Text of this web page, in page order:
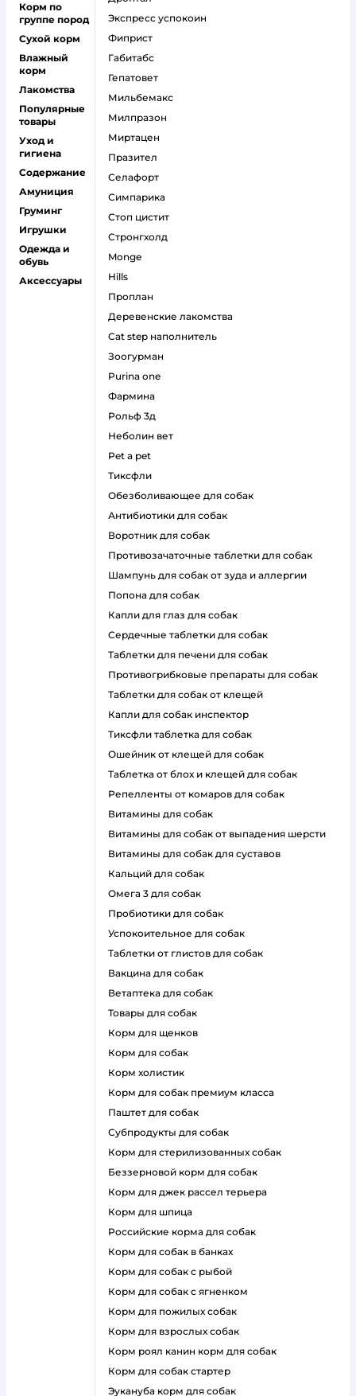
Корм по
группе пород
Сухой корм
Влажный
корм
Лакомства
Популярные
товары
Уход и
гигиена
Содержание
Амуниция
Груминг
Игрушки
Одежда и
обувь
Аксессуары
экспресс успокоин
фиприст
габитабс
гепатовет
мильбемакс
милпразон
миртацен
празител
селафорт
симпарика
стоп цистит
стронгхолд
monge
hills
проплан
деревенские лакомства
cat step наполнитель
зоогурман
purina one
фармина
рольф 3д
неболин вет
pet a pet
тиксфли
обезболивающее для собак
антибиотики для собак
воротник для собак
противозачаточные таблетки для собак
шампунь для собак от зуда и аллергии
попона для собак
капли для глаз для собак
сердечные таблетки для собак
таблетки для печени для собак
противогрибковые препараты для собак
таблетки для собак от клещей
капли для собак инспектор
тиксфли таблетка для собак
ошейник от клещей для собак
таблетка от блох и клещей для собак
репелленты от комаров для собак
витамины для собак
витамины для собак от выпадения шерсти
витамины для собак для суставов
кальций для собак
омега 3 для собак
пробиотики для собак
успокоительное для собак
таблетки от глистов для собак
вакцина для собак
ветаптека для собак
товары для собак
корм для щенков
корм для собак
корм холистик
корм для собак премиум класса
паштет для собак
субпродукты для собак
корм для стерилизованных собак
беззерновой корм для собак
корм для джек рассел терьера
корм для шпица
российские корма для собак
корм для собак в банках
корм для собак с рыбой
корм для собак с ягненком
корм для пожилых собак
корм для взрослых собак
корм роял канин корм для собак
корм для собак стартер
эукануба корм для собак